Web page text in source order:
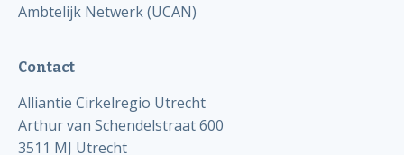
Ambtelijk Netwerk (UCAN)
Contact
Alliantie Cirkelregio Utrecht
Arthur van Schendelstraat 600
3511 MJ Utrecht